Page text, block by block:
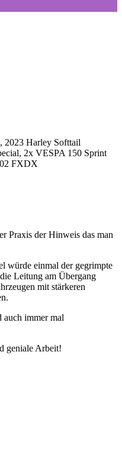
Harley Softtail
2x VESPA 150 Sprint
FXDX
Praxis der Hinweis das man
würde einmal der gegrimpte
Leitung am Übergang
mit stärkeren
auch immer mal
geniale Arbeit!